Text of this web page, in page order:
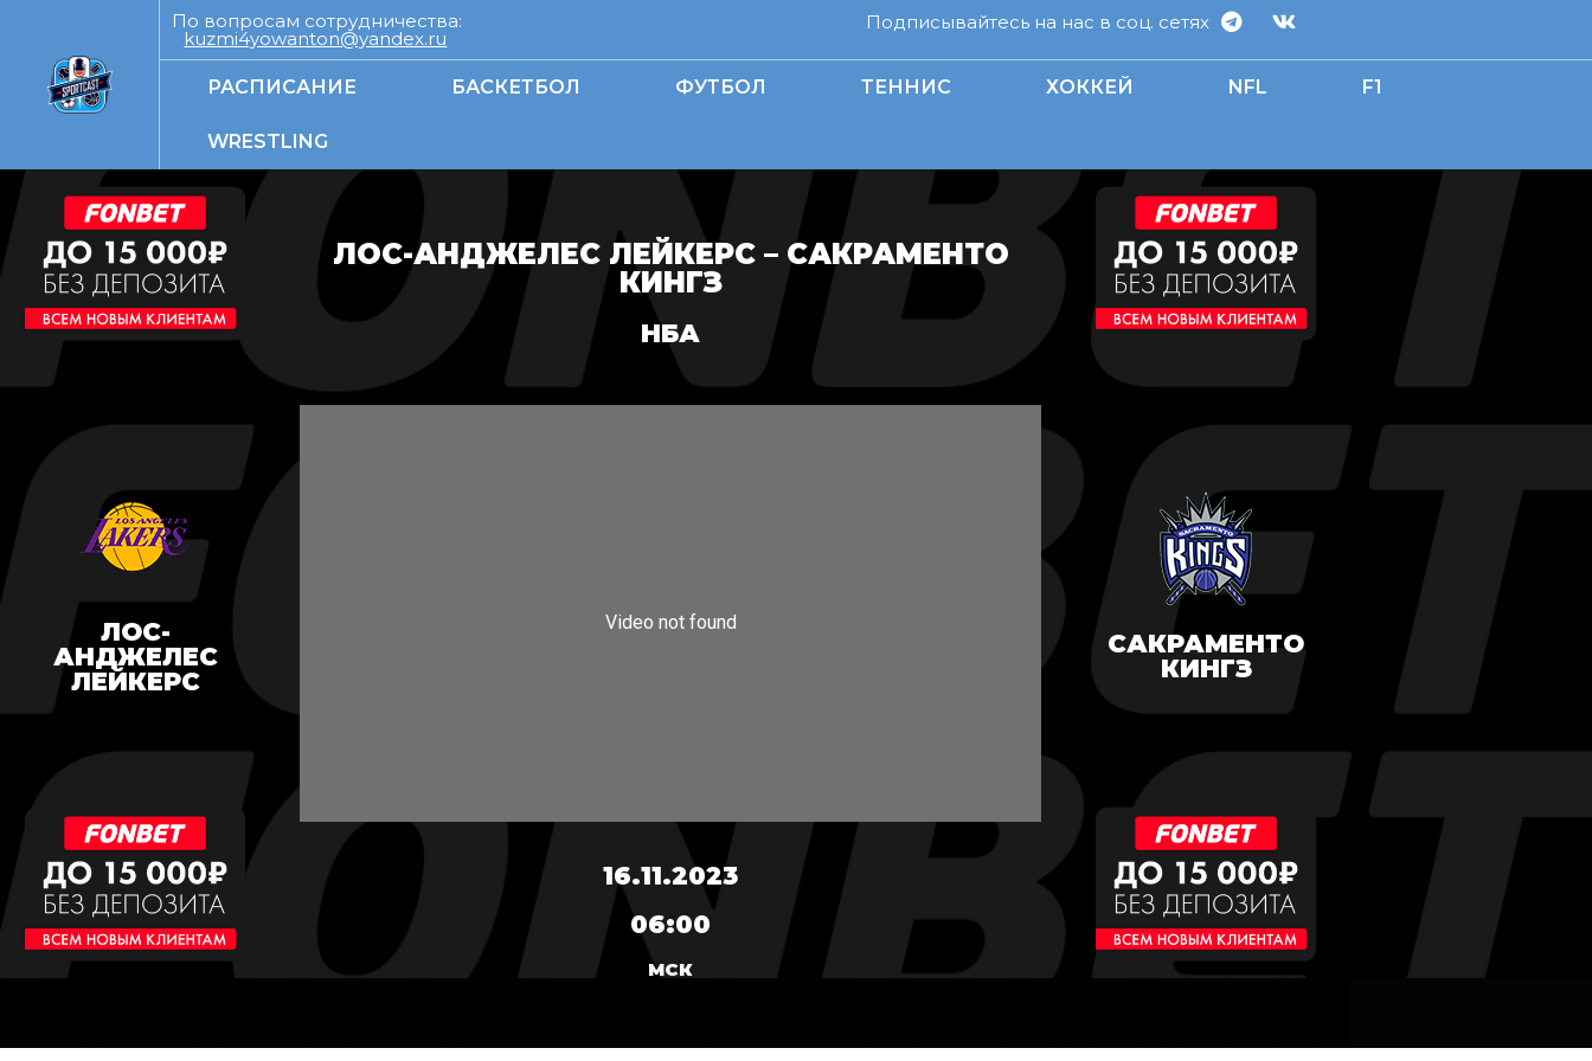
По вопросам сотрудничества:
kuzmi4yowanton@yandex.ru
Подписывайтесь на нас в соц. сетях
РАСПИСАНИЕ БАСКЕТБОЛ ФУТБОЛ ТЕННИС ХОККЕЙ NFL F1
WRESTLING
ЛОС-
АНДЖЕЛЕС
ЛЕЙКЕРС
ЛОС-АНДЖЕЛЕС ЛЕЙКЕРС – САКРАМЕНТО
КИНГЗ
НБА
16.11.2023
06:00
МСК
САКРАМЕНТО
КИНГЗ